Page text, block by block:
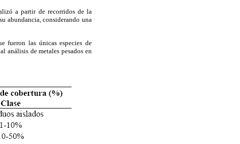
a partir de recorridos de la
abundancia, considerando una
fueron las únicas especies de
análisis de metales pesados en